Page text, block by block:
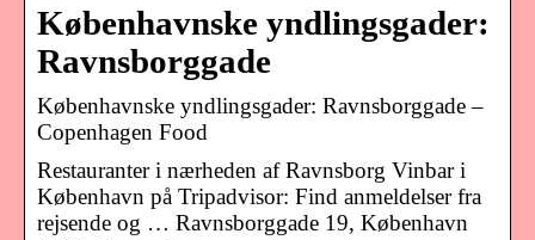
Københavnske yndlingsgader:
Ravnsborggade
Københavnske yndlingsgader: Ravnsborggade –
Copenhagen Food
Restauranter i nærheden af Ravnsborg Vinbar i
København på Tripadvisor: Find anmeldelser fra
rejsende og … Ravnsborggade 19, København